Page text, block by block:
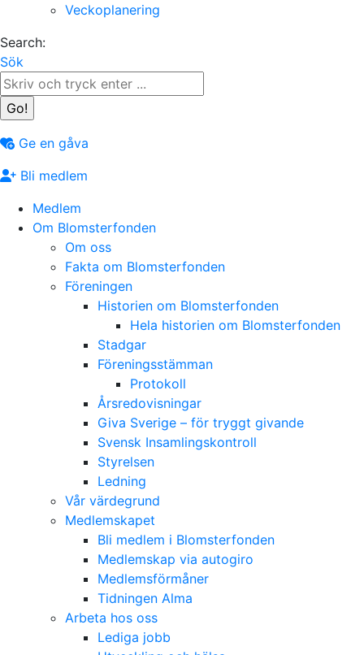
Veckoplanering
Search:
Sök
Ge en gåva
Bli medlem
Medlem
Om Blomsterfonden
Om oss
Fakta om Blomsterfonden
Föreningen
Historien om Blomsterfonden
Hela historien om Blomsterfonden
Stadgar
Föreningsstämman
Protokoll
Årsredovisningar
Giva Sverige – för tryggt givande
Svensk Insamlingskontroll
Styrelsen
Ledning
Vår värdegrund
Medlemskapet
Bli medlem i Blomsterfonden
Medlemskap via autogiro
Medlemsförmåner
Tidningen Alma
Arbeta hos oss
Lediga jobb